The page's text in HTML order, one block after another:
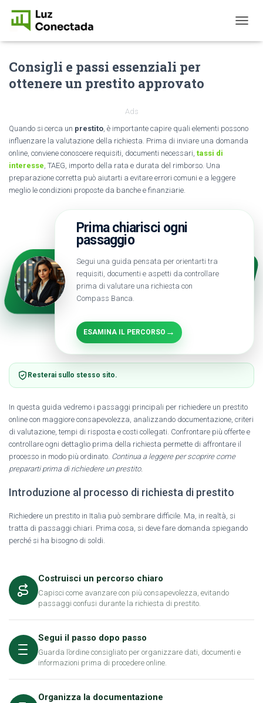
O
I
G
Consigli e passi essenziali per
ottenere un prestito approvato
Ads
Quando si cerca un prestito , è importante capire quali elementi possono
influenzare la valutazione della richiesta. Prima di inviare una domanda
online, conviene conoscere requisiti, documenti necessari, tassi di
interesse , TAEG, importo della rata e durata del rimborso. Una
preparazione corretta può aiutarti a evitare errori comuni e a leggere
meglio le condizioni proposte da banche e finanziarie.
Prima chiarisci ogni
passaggio
Segui una guida pensata per orientarti tra
requisiti, documenti e aspetti da controllare
prima di valutare una richiesta con
Compass Banca.
ESAMINA IL PERCORSO →
Resterai sullo stesso sito.
In questa guida vedremo i passaggi principali per richiedere un prestito
online con maggiore consapevolezza, analizzando documentazione, criteri
di valutazione, tempi di risposta e costi collegati. Confrontare più offerte e
controllare ogni dettaglio prima della richiesta permette di affrontare il
processo in modo più ordinato. Continua a leggere per scoprire come
prepararti prima di richiedere un prestito.
Introduzione al processo di richiesta di prestito
Richiedere un prestito in Italia può sembrare difficile. Ma, in realtà, si
tratta di passaggi chiari. Prima cosa, si deve fare domanda spiegando
perché si ha bisogno di soldi.
Costruisci un percorso chiaro
Capisci come avanzare con più consapevolezza, evitando
passaggi confusi durante la richiesta di prestito.
Segui il passo dopo passo
Guarda l’ordine consigliato per organizzare dati, documenti e
informazioni prima di procedere online.
Organizza la documentazione